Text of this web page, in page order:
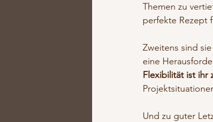
Themen zu
perfekte Rezept
Zweitens sind
eine
Flexibilität ist ihr
Und zu guter